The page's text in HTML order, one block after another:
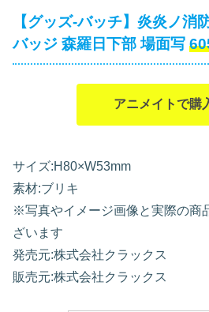
【グッズ-バッチ】炎炎ノ消
バッジ 森羅日下部 場面写
アニメイトで購
サイズ:H80×W53mm
素材:ブリキ
※写真やイメージ画像と実際の商
ざいます
発売元:株式会社クラックス
販売元:株式会社クラックス